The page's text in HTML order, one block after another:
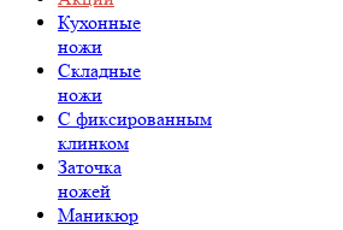
Кухонные
ножи
Складные
ножи
C фиксированным
клинком
Заточка
ножей
Маникюр